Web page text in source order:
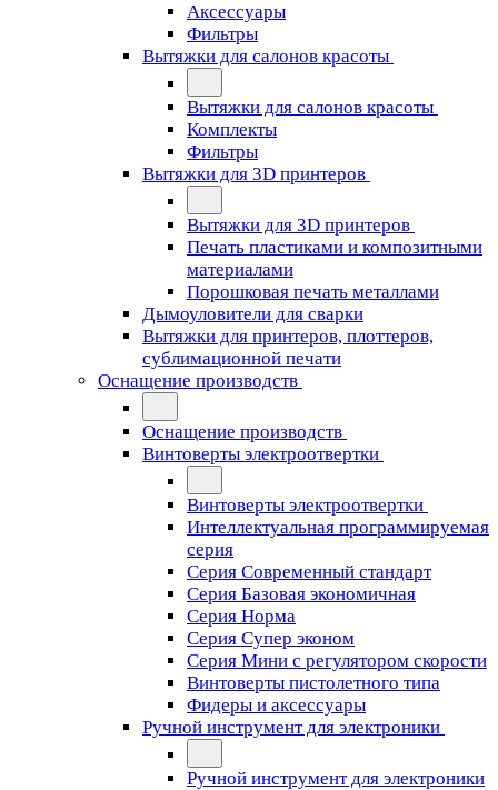
Аксессуары
Фильтры
Вытяжки для салонов красоты
Вытяжки для салонов красоты
Комплекты
Фильтры
Вытяжки для 3D принтеров
Вытяжки для 3D принтеров
Печать пластиками и композитными
материалами
Порошковая печать металлами
Дымоуловители для сварки
Вытяжки для принтеров, плоттеров,
сублимационной печати
Оснащение производств
Оснащение производств
Винтоверты электроотвертки
Винтоверты электроотвертки
Интеллектуальная программируемая
серия
Серия Современный стандарт
Серия Базовая экономичная
Серия Норма
Серия Cупер эконом
Серия Мини с регулятором скорости
Винтоверты пистолетного типа
Фидеры и аксессуары
Ручной инструмент для электроники
Ручной инструмент для электроники